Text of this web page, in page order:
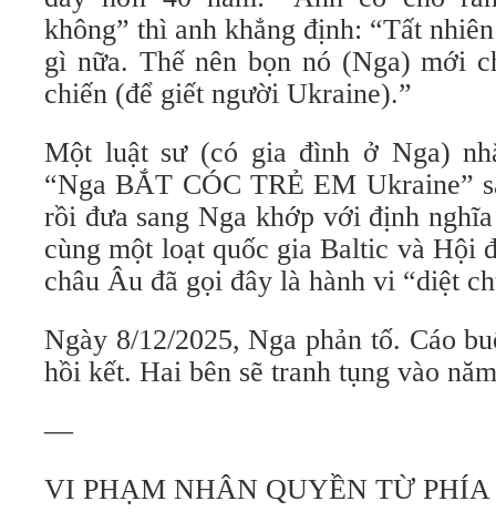
không” thì anh khẳng định: “Tất
gì nữa. Thế nên bọn nó (Nga) mới
chiến (để giết người Ukraine).”
Một luật sư (có gia đình ở Nga)
“Nga BẮT CÓC TRẺ EM Ukraine”
rồi đưa sang Nga khớp với định
cùng một loạt quốc gia Baltic và Hội
châu Âu đã gọi đây là hành vi “diệt
Ngày 8/12/2025, Nga phản tố. Cáo
hồi kết. Hai bên sẽ tranh tụng vào
—
VI PHẠM NHÂN QUYỀN TỪ